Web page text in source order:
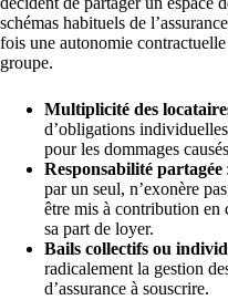
schémas habituels de
fois une autonomie
groupe.
Multiplicité des
d’obligations
pour les dommages
Responsabilité partagée
par un seul, n’exonère
être mis à contribution en
sa part de loyer.
Bails collectifs ou
radicalement la gestion
d’assurance à souscrire.